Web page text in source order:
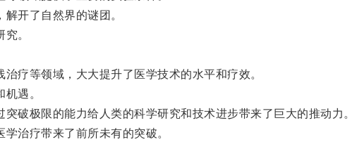
开了自然界的谜团。
。
等领域，大大提升了医学技术的水平和疗效。
遇。
极限的能力给人类的科学研究和技术进步带来了巨大的推动力。
治疗带来了前所未有的突破。